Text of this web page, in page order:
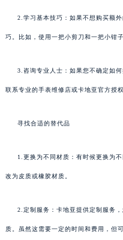
2.学习基本技巧：如果不想购买额
巧。比如，使用一把小剪刀和一把小钳
3.咨询专业人士：如果您不确定如
联系专业的手表维修店或卡地亚官方授
寻找合适的替代品
1.更换为不同材质：有时候更换为
改为皮质或橡胶材质。
2.定制服务：卡地亚提供定制服务
质。虽然这需要一定的时间和费用，但